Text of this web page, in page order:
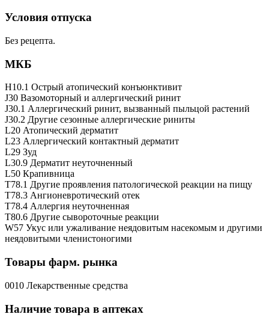
Условия отпуска
Без рецепта.
МКБ
H10.1 Острый атопический конъюнктивит
J30 Вазомоторный и аллергический ринит
J30.1 Аллергический ринит, вызванный пыльцой растений
J30.2 Другие сезонные аллергические риниты
L20 Атопический дерматит
L23 Аллергический контактный дерматит
L29 Зуд
L30.9 Дерматит неуточненный
L50 Крапивница
T78.1 Другие проявления патологической реакции на пищу
T78.3 Ангионевротический отек
T78.4 Аллергия неуточненная
T80.6 Другие сывороточные реакции
W57 Укус или ужаливание неядовитым насекомым и другими
неядовитыми членистоногими
Товары фарм. рынка
0010 Лекарственные средства
Наличие товара в аптеках